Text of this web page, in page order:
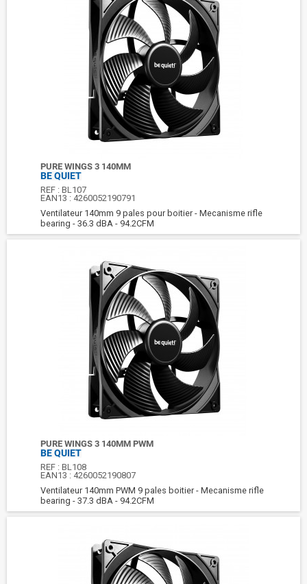
PURE WINGS 3 140MM
BE QUIET
REF :BL107
EAN13 : 4260052190791
Ventilateur 140mm 9 pales pour boitier - Mecanisme rifle
bearing - 36.3 dBA - 94.2CFM
PURE WINGS 3 140MM PWM
BE QUIET
REF :BL108
EAN13 : 4260052190807
Ventilateur 140mm PWM 9 pales boitier - Mecanisme rifle
bearing - 37.3 dBA - 94.2CFM